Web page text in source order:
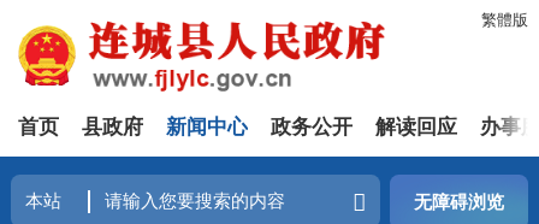
繁體版
首页 县政府 新闻中心 政务公开 解读回应 办事
无障碍浏览